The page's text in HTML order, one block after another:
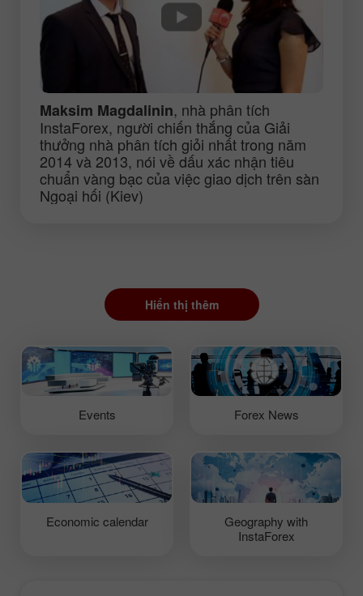
Maksim Magdalinin, nhà phân tích
InstaForex, người chiến thắng của Giải
thưởng nhà phân tích giỏi nhất trong năm
2014 và 2013, nói về dấu xác nhận tiêu
chuẩn vàng bạc của việc giao dịch trên sàn
Ngoại hối (Kiev)
Hiển thị thêm
Events Forex News
Economic calendar
Geography with
InstaForex